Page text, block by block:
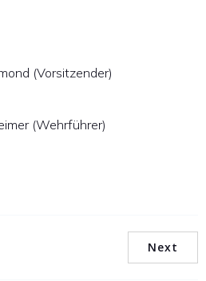
(Vorsitzender)
(Wehrführer)
Next